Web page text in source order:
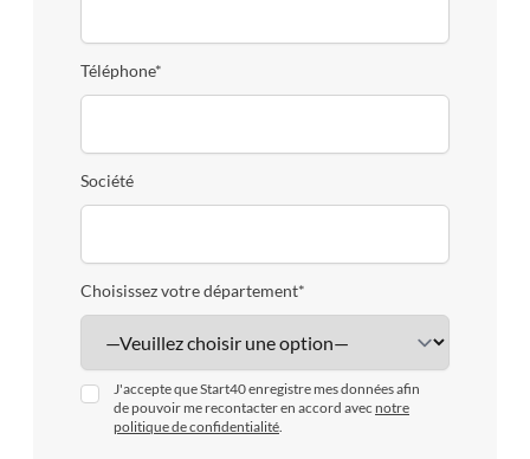
Téléphone*
Société
Choisissez votre département*
J'accepte que Start40 enregistre mes données afin
de pouvoir me recontacter en accord avec notre
politique de confidentialité.